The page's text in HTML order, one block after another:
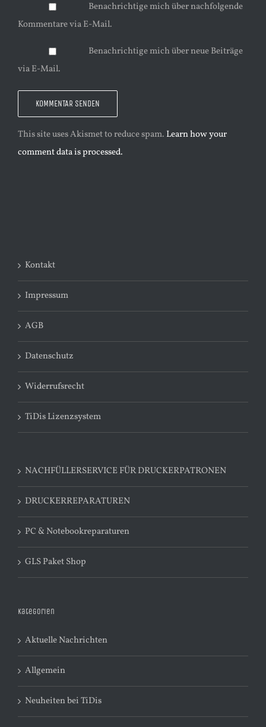
Benachrichtige mich über nachfolgende
Kommentare via E-Mail.
Benachrichtige mich über neue Beiträge
via E-Mail.
This site uses Akismet to reduce spam. Learn how your
comment data is processed.
Kontakt
Impressum
AGB
Datenschutz
Widerrufsrecht
TiDis Lizenzsystem
NACHFÜLLERSERVICE FÜR DRUCKERPATRONEN
DRUCKERREPARATUREN
PC & Notebookreparaturen
GLS Paket Shop
Kategorien
Aktuelle Nachrichten
Allgemein
Neuheiten bei TiDis